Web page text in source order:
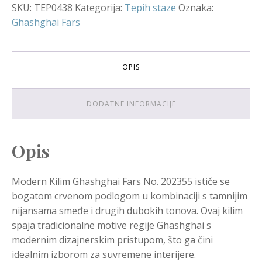
SKU: TEP0438 Kategorija: Tepih staze Oznaka:
Ghashghai Fars
OPIS
DODATNE INFORMACIJE
Opis
Modern Kilim Ghashghai Fars No. 202355 ističe se
bogatom crvenom podlogom u kombinaciji s tamnijim
nijansama smeđe i drugih dubokih tonova. Ovaj kilim
spaja tradicionalne motive regije Ghashghai s
modernim dizajnerskim pristupom, što ga čini
idealnim izborom za suvremene interijere.